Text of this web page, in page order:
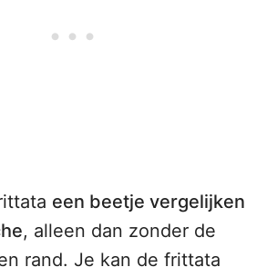
een beetje vergelijken
, alleen dan zonder de
rand. Je kan de frittata